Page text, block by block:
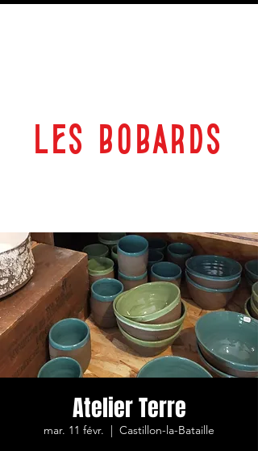
LES BOBARDS
Atelier Terre
mar. 11 févr.
  |
Castillon-la-Bataille